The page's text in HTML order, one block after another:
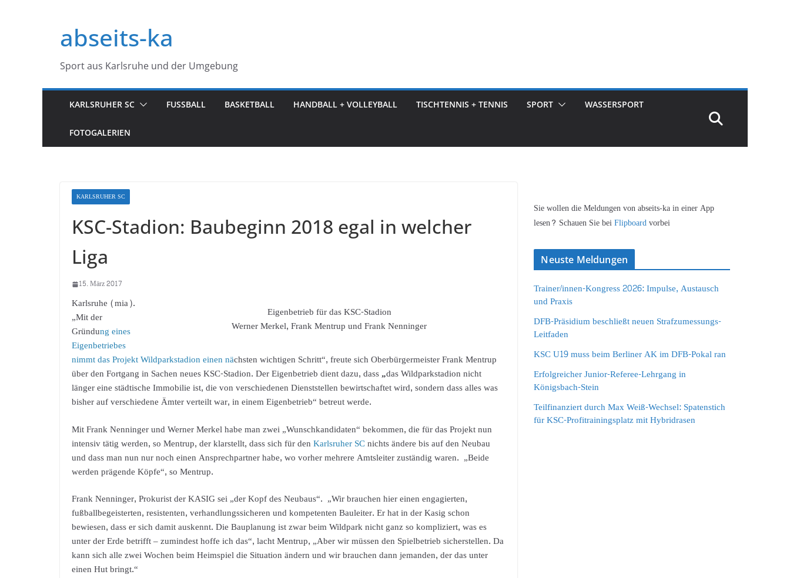
springenabseits-ka
Sport aus Karlsruhe und der Umgebung
KARLSRUHER SC FUSSBALL BASKETBALL HANDBALL + VOLLEYBALL TISCHTENNIS + TENNIS SPORT WASSERSPORT
FOTOGALERIEN
KARLSRUHER SC
KSC-Stadion: Baubeginn 2018 egal in welcher
Liga
15. März 2017
Eigenbetrieb für das KSC-Stadion
Werner Merkel, Frank Mentrup und Frank Nenninger
Karlsruhe (mia).
„Mit der
Gründung eines
Eigenbetriebes
nimmt das Projekt Wildparkstadion einen nächsten wichtigen Schritt“, freute sich Oberbürgermeister Frank Mentrup
über den Fortgang in Sachen neues KSC-Stadion. Der Eigenbetrieb dient dazu, dass„das Wildparkstadion nicht
länger eine städtische Immobilie ist, die von verschiedenen Dienststellen bewirtschaftet wird, sondern dass alles was
bisher auf verschiedene Ämter verteilt war, in einem Eigenbetrieb“ betreut werde.
Mit Frank Nenninger und Werner Merkel habe man zwei „Wunschkandidaten“ bekommen, die für das Projekt nun
intensiv tätig werden, so Mentrup, der klarstellt, dass sich für denKarlsruher SCnichts ändere bis auf den Neubau
und dass man nun nur noch einen Ansprechpartner habe, wo vorher mehrere Amtsleiter zuständig waren. „Beide
werden prägende Köpfe“, so Mentrup.
Frank Nenninger, Prokurist der KASIG sei „der Kopf des Neubaus“. „Wir brauchen hier einen engagierten,
fußballbegeisterten, resistenten, verhandlungssicheren und kompetenten Bauleiter. Er hat in der Kasig schon
bewiesen, dass er sich damit auskennt. Die Bauplanung ist zwar beim Wildpark nicht ganz so kompliziert, was es
unter der Erde betrifft – zumindest hoffe ich das“, lacht Mentrup, „Aber wir müssen den Spielbetrieb sicherstellen. Da
kann sich alle zwei Wochen beim Heimspiel die Situation ändern und wir brauchen dann jemanden, der das unter
einen Hut bringt.“
Sie wollen die Meldungen von abseits-ka in einer App
lesen? Schauen Sie beiFlipboardvorbei
Neuste Meldungen
Trainer/innen-Kongress 2026: Impulse, Austausch
und Praxis
DFB-Präsidium beschließt neuen Strafzumessungs-
Leitfaden
KSC U19 muss beim Berliner AK im DFB-Pokal ran
Erfolgreicher Junior-Referee-Lehrgang in
Königsbach-Stein
Teilfinanziert durch Max Weiß-Wechsel: Spatenstich
für KSC-Profitrainingsplatz mit Hybridrasen